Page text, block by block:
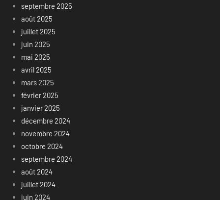
septembre 2025
août 2025
juillet 2025
juin 2025
mai 2025
avril 2025
mars 2025
février 2025
janvier 2025
décembre 2024
novembre 2024
octobre 2024
septembre 2024
août 2024
juillet 2024
juin 2024